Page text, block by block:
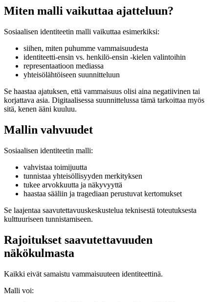
Miten malli vaikuttaa ajatteluun?
Sosiaalisen identiteetin malli vaikuttaa esimerkiksi:
siihen, miten puhumme vammaisuudesta
identiteetti-ensin vs. henkilö-ensin -kielen valintoihin
representaatioon mediassa
yhteisölähtöiseen suunnitteluun
Se haastaa ajatuksen, että vammaisuus olisi aina negatiivinen tai
korjattava asia. Digitaalisessa suunnittelussa tämä tarkoittaa myös
sitä, kenen ääni kuuluu.
Mallin vahvuudet
Sosiaalisen identiteetin malli:
vahvistaa toimijuutta
tunnistaa yhteisöllisyyden merkityksen
tukee arvokkuutta ja näkyvyyttä
haastaa sääliin ja tragediaan perustuvat kertomukset
Se laajentaa saavutettavuuskeskustelua teknisestä toteutuksesta
kulttuuriseen tunnistamiseen.
Rajoitukset saavutettavuuden
näkökulmasta
Kaikki eivät samaistu vammaisuuteen identiteettinä.
Malli voi: